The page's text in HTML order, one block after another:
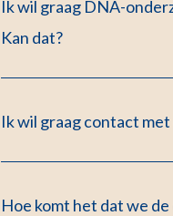
Ik wil graag DNA-
Kan dat?
Ik wil graag contact
Hoe komt het dat we